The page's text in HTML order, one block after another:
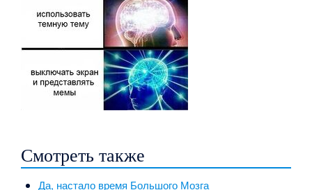
Смотреть также
Да, настало время Большого Мозга